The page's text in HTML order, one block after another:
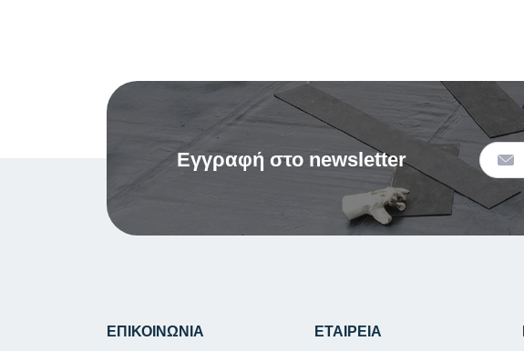
Εγγραφή στο newsletter
ΕΠΙΚΟΙΝΩΝΙΑ ΕΤΑΙΡΕΙΑ